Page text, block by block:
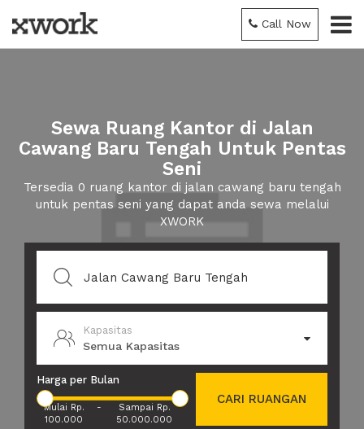
Call Now
Sewa Ruang Kantor di Jalan
Cawang Baru Tengah Untuk Pentas
Seni
Tersedia 0 ruang kantor di jalan cawang baru tengah
untuk pentas seni yang dapat anda sewa melalui
XWORK
Kapasitas
Semua Kapasitas
Harga per Bulan
Mulai Rp.
100.000
-
Sampai Rp.
50.000.000
CARI RUANGAN